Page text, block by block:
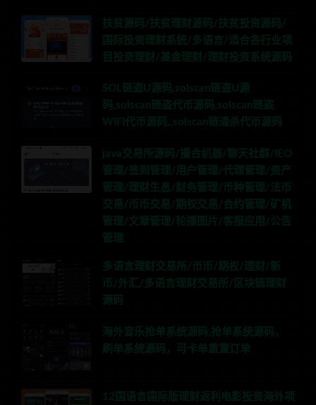
扶贫源码/扶贫理财源码/扶贫投资源码/
国际投资理财系统/多语言/适合各行业项
目投资理财/基金理财/理财投资系统源码
SOL链盗U源码,solscan链盗U源
码,solscan链盗代币源码,solscan链盗
WIFI代币源码,,solscan链通杀代币源码
java交易所源码/撮合机器/聊天社群/IEO
管理/签到管理/用户管理/代理管理/资产
管理/理财生息/财务管理/币种管理/法币
交易/币币交易/期权交易/合约管理/矿机
管理/文章管理/轮播图片/客服应用/公告
管理
多语言理财交易所/币币/期权/理财/新
币/外汇/多语言理财交易所/区块链理财
源码
海外音乐抢单系统源码,抢单系统源码，
刷单系统源码，可卡单重置订单
12国语言国际版理财返利电影投资海外项